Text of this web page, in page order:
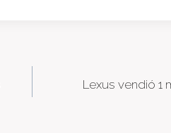
Lexus vendió 1